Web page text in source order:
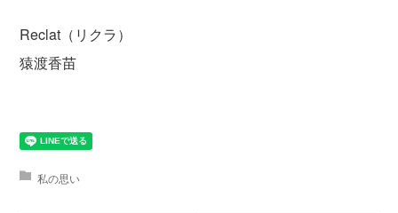
Reclat（リクラ）
猿渡香苗
私の思い